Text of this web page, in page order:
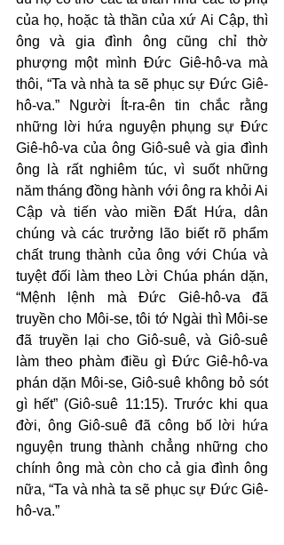
của họ, hoặc tà thần của xứ Ai Cập, thì
ông và gia đình ông cũng chỉ thờ
phượng một mình Đức Giê-hô-va mà
thôi, “Ta và nhà ta sẽ phục sự Đức Giê-
hô-va.” Người Ít-ra-ên tin chắc rằng
những lời hứa nguyện phụng sự Đức
Giê-hô-va của ông Giô-suê và gia đình
ông là rất nghiêm túc, vì suốt những
năm tháng đồng hành với ông ra khỏi Ai
Cập và tiến vào miền Đất Hứa, dân
chúng và các trưởng lão biết rõ phẩm
chất trung thành của ông với Chúa và
tuyệt đối làm theo Lời Chúa phán dặn,
“Mệnh lệnh mà Đức Giê-hô-va đã
truyền cho Môi-se, tôi tớ Ngài thì Môi-se
đã truyền lại cho Giô-suê, và Giô-suê
làm theo phàm điều gì Đức Giê-hô-va
phán dặn Môi-se, Giô-suê không bỏ sót
gì hết” (Giô-suê 11:15). Trước khi qua
đời, ông Giô-suê đã công bố lời hứa
nguyện trung thành chẳng những cho
chính ông mà còn cho cả gia đình ông
nữa, “Ta và nhà ta sẽ phục sự Đức Giê-
hô-va.”